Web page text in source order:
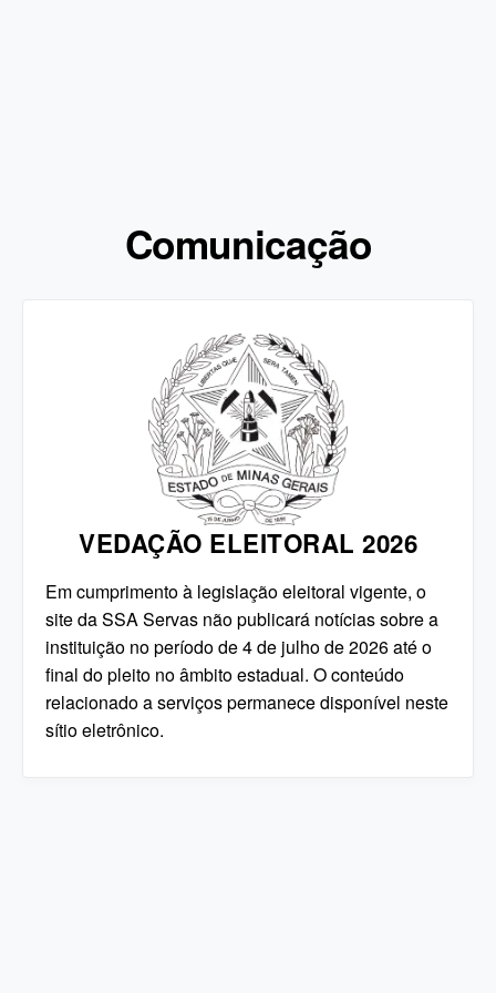
Comunicação
VEDAÇÃO ELEITORAL 2026
Em cumprimento à legislação eleitoral vigente, o
site da SSA Servas não publicará notícias sobre a
instituição no período de 4 de julho de 2026 até o
final do pleito no âmbito estadual. O conteúdo
relacionado a serviços permanece disponível neste
sítio eletrônico.